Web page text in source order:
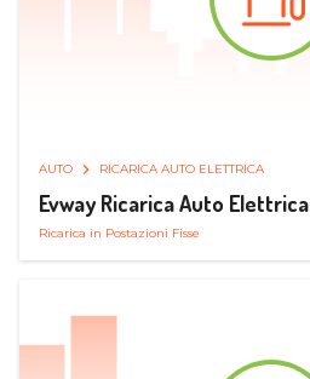
AUTO RICARICA AUTO ELETTRICA
Evway Ricarica Auto Elettrica
Ricarica in Postazioni Fisse